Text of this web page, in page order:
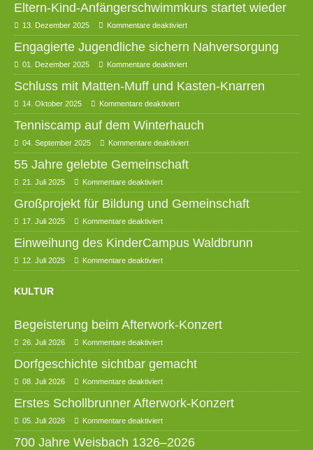
Eltern-Kind-Anfängerschwimmkurs startet wieder
13. Dezember 2025 Kommentare deaktiviert
Engagierte Jugendliche sichern Nahversorgung
01. Dezember 2025 Kommentare deaktiviert
Schluss mit Matten-Muff und Kasten-Knarren
14. Oktober 2025 Kommentare deaktiviert
Tenniscamp auf dem Winterhauch
04. September 2025 Kommentare deaktiviert
55 Jahre gelebte Gemeinschaft
21. Juli 2025 Kommentare deaktiviert
Großprojekt für Bildung und Gemeinschaft
17. Juli 2025 Kommentare deaktiviert
Einweihung des KinderCampus Waldbrunn
12. Juli 2025 Kommentare deaktiviert
KULTUR
Begeisterung beim Afterwork-Konzert
26. Juli 2026 Kommentare deaktiviert
Dorfgeschichte sichtbar gemacht
08. Juli 2026 Kommentare deaktiviert
Erstes Schollbrunner Afterwork-Konzert
05. Juli 2026 Kommentare deaktiviert
700 Jahre Weisbach 1326–2026